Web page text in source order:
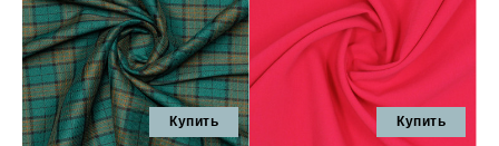
Купить Купить